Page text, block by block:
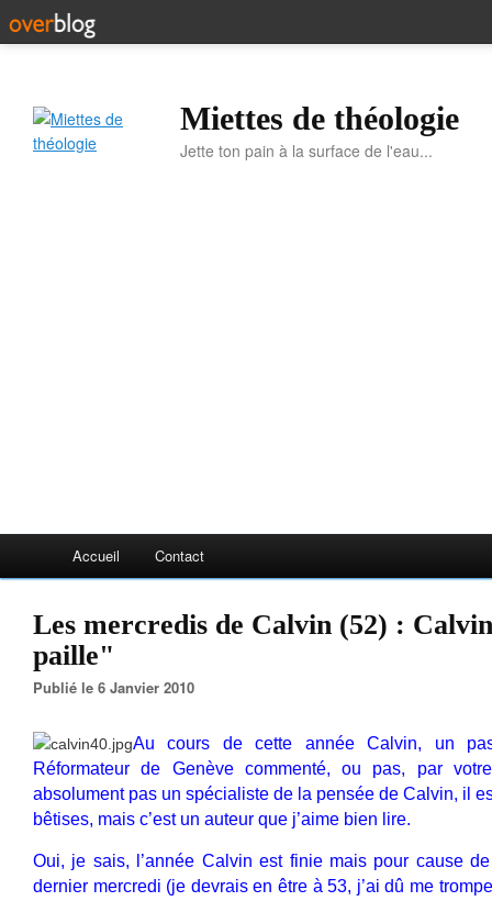
Miettes de théologie
Jette ton pain à la surface de l'eau...
Accueil Contact
Les mercredis de Calvin (52) :
paille"
Publié le 6 Janvier 2010
Au cours de cette année Calvin, un
Réformateur de Genève commenté, ou pas, par
absolument pas un spécialiste de la pensée de Calvin, il
bêtises, mais c’est un auteur que j’aime bien lire.
Oui, je sais, l’année Calvin est finie mais pour cause
dernier mercredi (je devrais en être à 53, j’ai dû me